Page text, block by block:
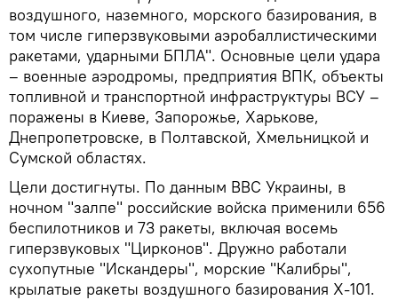
воздушного, наземного, морского базирования, в
том числе гиперзвуковыми аэробаллистическими
ракетами, ударными БПЛА". Основные цели удара
– военные аэродромы, предприятия ВПК, объекты
топливной и транспортной инфраструктуры ВСУ –
поражены в Киеве, Запорожье, Харькове,
Днепропетровске, в Полтавской, Хмельницкой и
Сумской областях.
Цели достигнуты. По данным ВВС Украины, в
ночном "залпе" российские войска применили 656
беспилотников и 73 ракеты, включая восемь
гиперзвуковых "Цирконов". Дружно работали
сухопутные "Искандеры", морские "Калибры",
крылатые ракеты воздушного базирования Х-101.